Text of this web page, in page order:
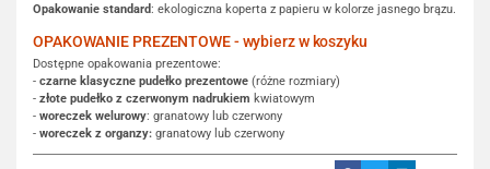
Opakowanie standard: ekologiczna koperta z papieru w kolorze jasnego brązu.
OPAKOWANIE PREZENTOWE - wybierz w koszyku
Dostępne opakowania prezentowe:
- czarne klasyczne pudełko prezentowe (różne rozmiary)
- złote pudełko z czerwonym nadrukiem kwiatowym
- woreczek welurowy: granatowy lub czerwony
- woreczek z organzy: granatowy lub czerwony